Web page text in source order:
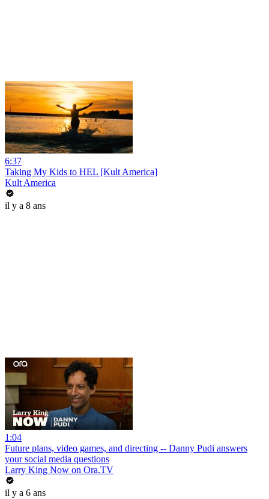
6:37
Taking My Kids to HEL [Kult America]
Kult America
il y a 8 ans
1:04
Future plans, video games, and directing -- Danny Pudi answers
your social media questions
Larry King Now on Ora.TV
il y a 6 ans